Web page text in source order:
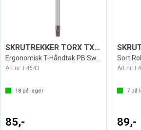
SKRUTREKKER TORX TX9 SWISS 407
Art.nr: F4643
18 på lager
85,-
Sort
Art.nr:
7 på
89,-